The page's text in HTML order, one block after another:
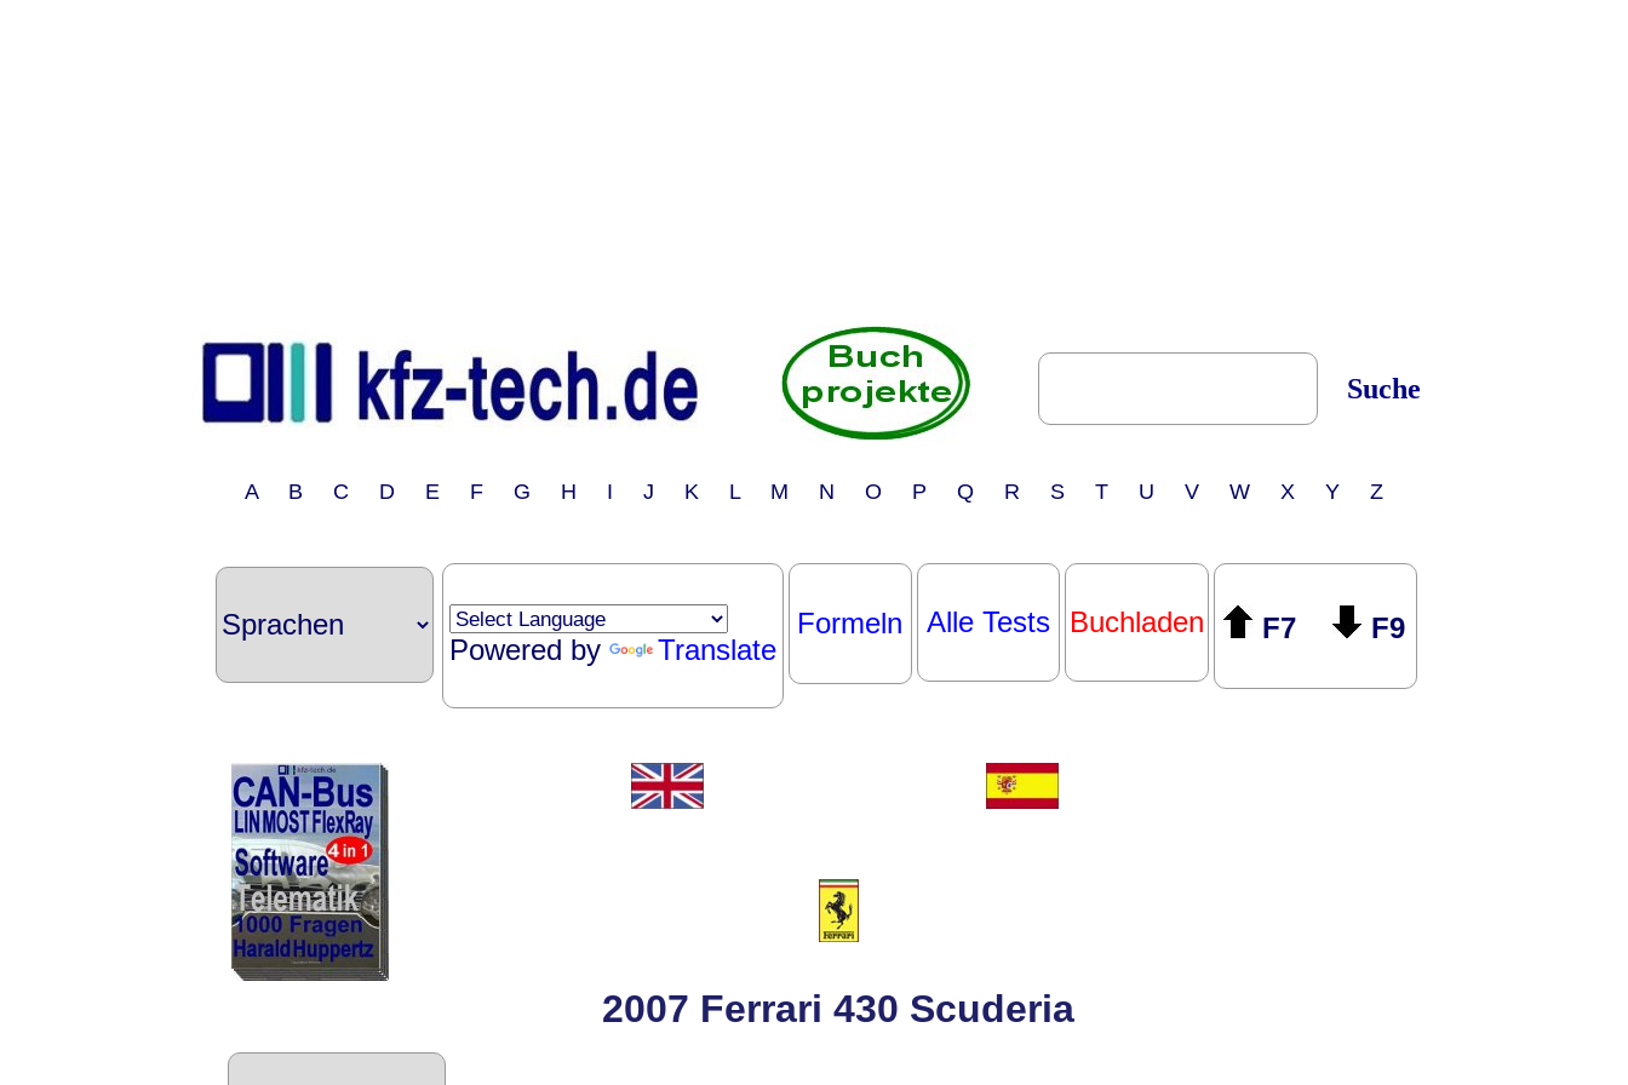
Suche
A B C D E F G H I J K L M N O P Q R S T U V W X Y Z
Powered by Translate
Formeln Alle Tests Buchladen F7 F9
2007 Ferrari 430 Scuderia